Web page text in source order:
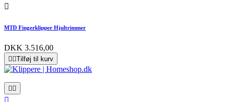

MTD Fingerklipper Hjultrimmer
DKK 3.516,00
 Tilføj til kurv
 